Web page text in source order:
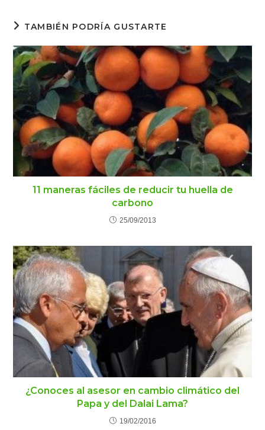
TAMBIÉN PODRÍA GUSTARTE
11 maneras fáciles de reducir tu huella de
carbono
25/09/2013
¿Conoces al asesor en cambio climático del
Papa y del Dalai Lama?
19/02/2016